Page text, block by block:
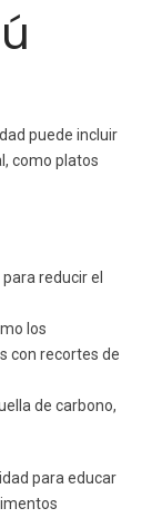
puede incluir
como platos
reducir el
los
con recortes de
de carbono,
para educar